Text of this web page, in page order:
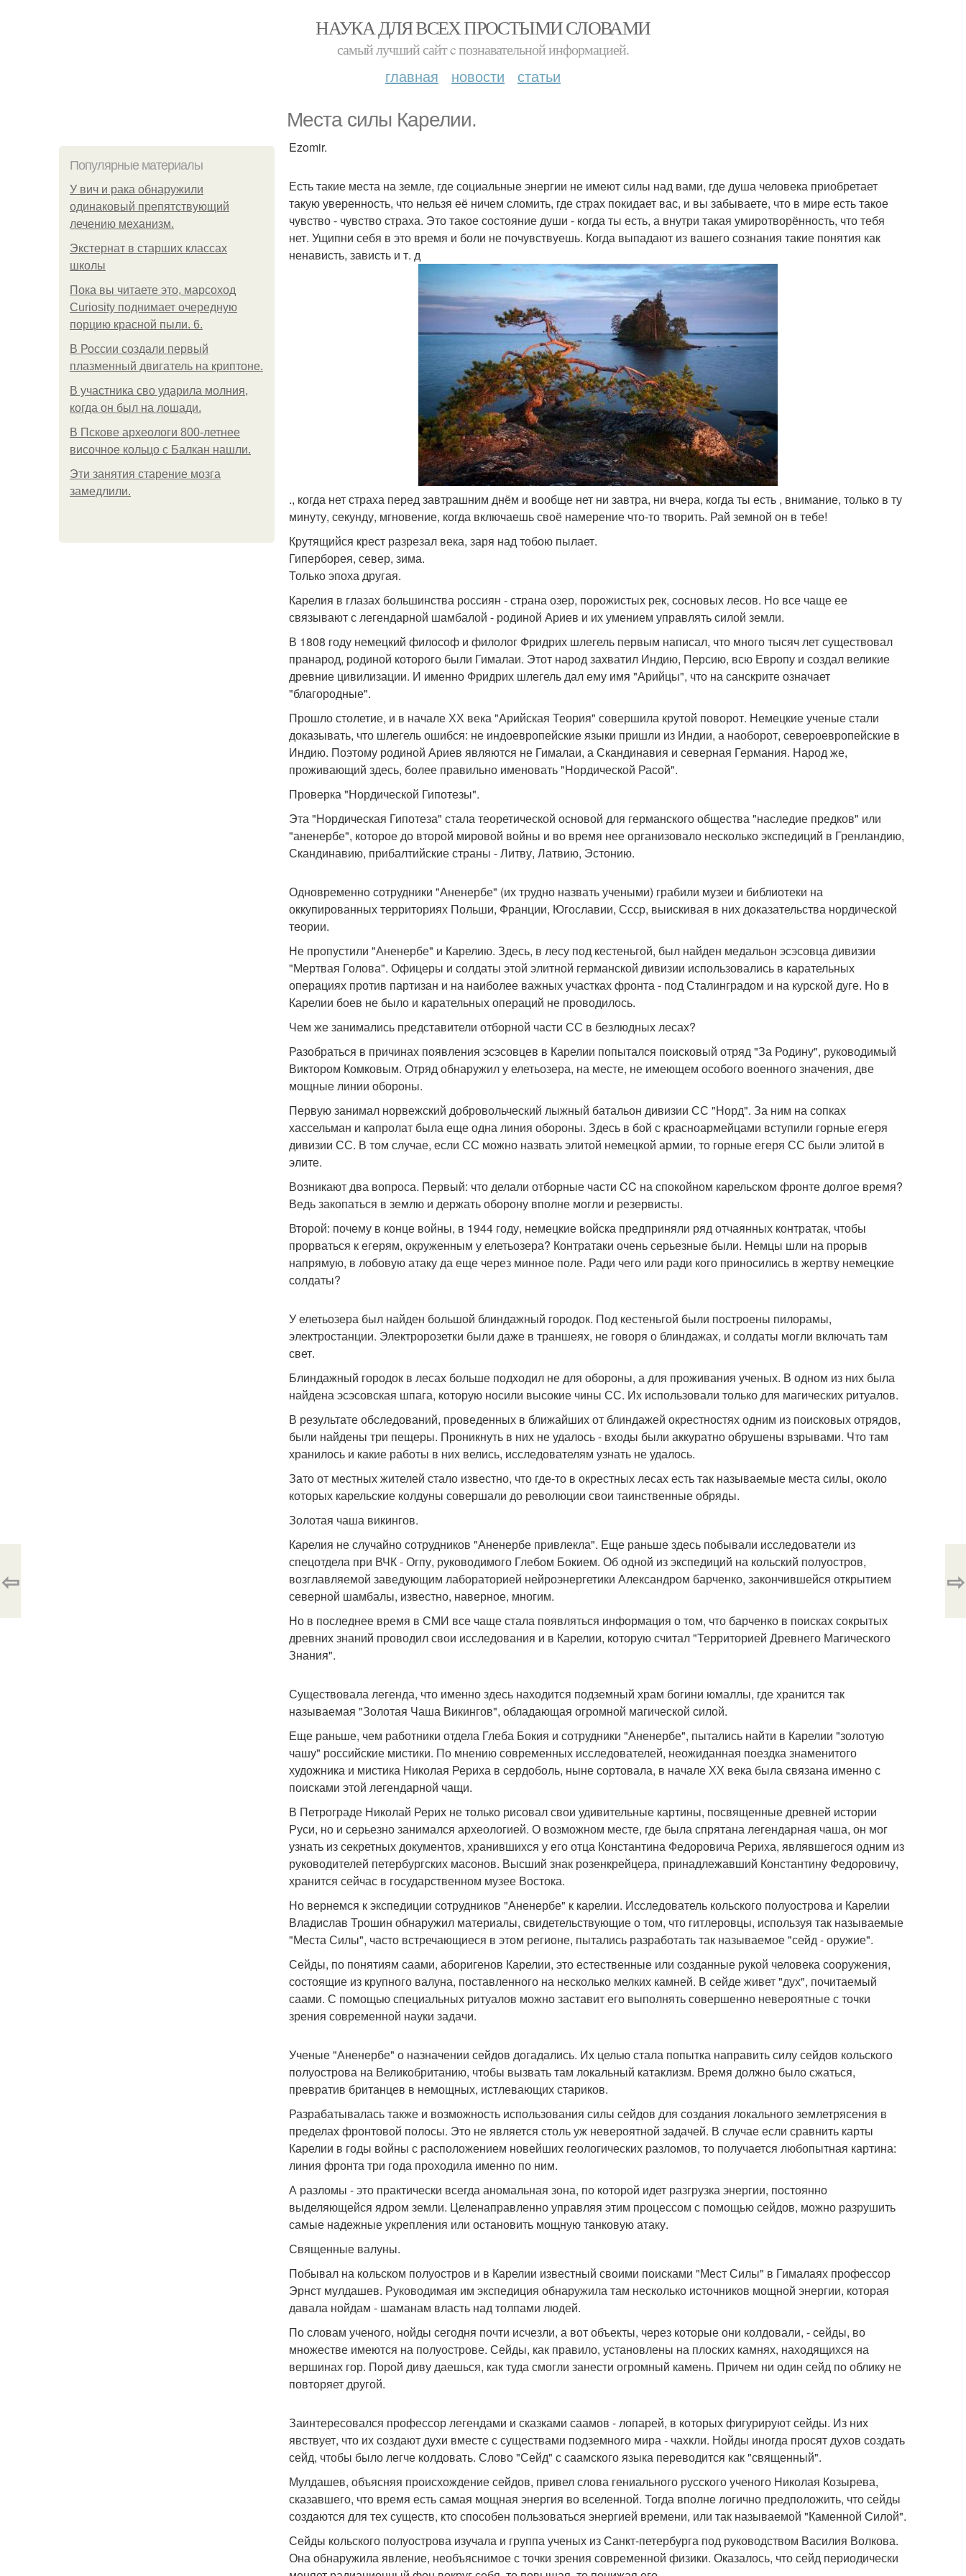
НАУКА ДЛЯ ВСЕХ ПРОСТЫМИ СЛОВАМИ
самый лучший сайт c познавательной информацией.
главная новости статьи
Места силы Карелии.
Популярные материалы
У вич и рака обнаружили
одинаковый препятствующий
лечению механизм.
Экстернат в старших классах
школы
Пока вы читаете это, марсоход
Curiosity поднимает очередную
порцию красной пыли. 6.
В России создали первый
плазменный двигатель на криптоне.
В участника сво ударила молния,
когда он был на лошади.
В Пскове археологи 800-летнее
височное кольцо с Балкан нашли.
Эти занятия старение мозга
замедлили.
Ezomir.
Есть такие места на земле, где социальные энергии не имеют силы над вами, где душа человека приобретает
такую уверенность, что нельзя её ничем сломить, где страх покидает вас, и вы забываете, что в мире есть такое
чувство - чувство страха. Это такое состояние души - когда ты есть, а внутри такая умиротворённость, что тебя
нет. Ущипни себя в это время и боли не почувствуешь. Когда выпадают из вашего сознания такие понятия как
ненависть, зависть и т. д
., когда нет страха перед завтрашним днём и вообще нет ни завтра, ни вчера, когда ты есть , внимание, только в ту
минуту, секунду, мгновение, когда включаешь своё намерение что-то творить. Рай земной он в тебе!
Крутящийся крест разрезал века, заря над тобою пылает.
Гиперборея, север, зима.
Только эпоха другая.
Карелия в глазах большинства россиян - страна озер, порожистых рек, сосновых лесов. Но все чаще ее
связывают с легендарной шамбалой - родиной Ариев и их умением управлять силой земли.
В 1808 году немецкий философ и филолог Фридрих шлегель первым написал, что много тысяч лет существовал
пранарод, родиной которого были Гималаи. Этот народ захватил Индию, Персию, всю Европу и создал великие
древние цивилизации. И именно Фридрих шлегель дал ему имя "Арийцы", что на санскрите означает
"благородные".
Прошло столетие, и в начале ХХ века "Арийская Теория" совершила крутой поворот. Немецкие ученые стали
доказывать, что шлегель ошибся: не индоевропейские языки пришли из Индии, а наоборот, североевропейские в
Индию. Поэтому родиной Ариев являются не Гималаи, а Скандинавия и северная Германия. Народ же,
проживающий здесь, более правильно именовать "Нордической Расой".
Проверка "Нордической Гипотезы".
Эта "Нордическая Гипотеза" стала теоретической основой для германского общества "наследие предков" или
"аненербе", которое до второй мировой войны и во время нее организовало несколько экспедиций в Гренландию,
Скандинавию, прибалтийские страны - Литву, Латвию, Эстонию.
Одновременно сотрудники "Аненербе" (их трудно назвать учеными) грабили музеи и библиотеки на
оккупированных территориях Польши, Франции, Югославии, Ссср, выискивая в них доказательства нордической
теории.
Не пропустили "Аненербе" и Карелию. Здесь, в лесу под кестеньгой, был найден медальон эсэсовца дивизии
"Мертвая Голова". Офицеры и солдаты этой элитной германской дивизии использовались в карательных
операциях против партизан и на наиболее важных участках фронта - под Сталинградом и на курской дуге. Но в
Карелии боев не было и карательных операций не проводилось.
Чем же занимались представители отборной части СС в безлюдных лесах?
Разобраться в причинах появления эсэсовцев в Карелии попытался поисковый отряд "За Родину", руководимый
Виктором Комковым. Отряд обнаружил у елетьозера, на месте, не имеющем особого военного значения, две
мощные линии обороны.
Первую занимал норвежский добровольческий лыжный батальон дивизии СС "Норд". За ним на сопках
хассельман и капролат была еще одна линия обороны. Здесь в бой с красноармейцами вступили горные егеря
дивизии СС. В том случае, если СС можно назвать элитой немецкой армии, то горные егеря СС были элитой в
элите.
Возникают два вопроса. Первый: что делали отборные части CC на спокойном карельском фронте долгое время?
Ведь закопаться в землю и держать оборону вполне могли и резервисты.
Второй: почему в конце войны, в 1944 году, немецкие войска предприняли ряд отчаянных контратак, чтобы
прорваться к егерям, окруженным у елетьозера? Контратаки очень серьезные были. Немцы шли на прорыв
напрямую, в лобовую атаку да еще через минное поле. Ради чего или ради кого приносились в жертву немецкие
солдаты?
У елетьозера был найден большой блиндажный городок. Под кестеньгой были построены пилорамы,
электростанции. Электророзетки были даже в траншеях, не говоря о блиндажах, и солдаты могли включать там
свет.
Блиндажный городок в лесах больше подходил не для обороны, а для проживания ученых. В одном из них была
найдена эсэсовская шпага, которую носили высокие чины СС. Их использовали только для магических ритуалов.
В результате обследований, проведенных в ближайших от блиндажей окрестностях одним из поисковых отрядов,
были найдены три пещеры. Проникнуть в них не удалось - входы были аккуратно обрушены взрывами. Что там
хранилось и какие работы в них велись, исследователям узнать не удалось.
Зато от местных жителей стало известно, что где-то в окрестных лесах есть так называемые места силы, около
которых карельские колдуны совершали до революции свои таинственные обряды.
Золотая чаша викингов.
Карелия не случайно сотрудников "Аненербе привлекла". Еще раньше здесь побывали исследователи из
спецотдела при ВЧК - Огпу, руководимого Глебом Бокием. Об одной из экспедиций на кольский полуостров,
возглавляемой заведующим лабораторией нейроэнергетики Александром барченко, закончившейся открытием
северной шамбалы, известно, наверное, многим.
Но в последнее время в СМИ все чаще стала появляться информация о том, что барченко в поисках сокрытых
древних знаний проводил свои исследования и в Карелии, которую считал "Территорией Древнего Магического
Знания".
Существовала легенда, что именно здесь находится подземный храм богини юмаллы, где хранится так
называемая "Золотая Чаша Викингов", обладающая огромной магической силой.
Еще раньше, чем работники отдела Глеба Бокия и сотрудники "Аненербе", пытались найти в Карелии "золотую
чашу" российские мистики. По мнению современных исследователей, неожиданная поездка знаменитого
художника и мистика Николая Рериха в сердоболь, ныне сортовала, в начале ХХ века была связана именно с
поисками этой легендарной чащи.
В Петрограде Николай Рерих не только рисовал свои удивительные картины, посвященные древней истории
Руси, но и серьезно занимался археологией. О возможном месте, где была спрятана легендарная чаша, он мог
узнать из секретных документов, хранившихся у его отца Константина Федоровича Рериха, являвшегося одним из
руководителей петербургских масонов. Высший знак розенкрейцера, принадлежавший Константину Федоровичу,
хранится сейчас в государственном музее Востока.
Но вернемся к экспедиции сотрудников "Аненербе" к карелии. Исследователь кольского полуострова и Карелии
Владислав Трошин обнаружил материалы, свидетельствующие о том, что гитлеровцы, используя так называемые
"Места Силы", часто встречающиеся в этом регионе, пытались разработать так называемое "сейд - оружие".
Сейды, по понятиям саами, аборигенов Карелии, это естественные или созданные рукой человека сооружения,
состоящие из крупного валуна, поставленного на несколько мелких камней. В сейде живет "дух", почитаемый
саами. С помощью специальных ритуалов можно заставит его выполнять совершенно невероятные с точки
зрения современной науки задачи.
Ученые "Аненербе" о назначении сейдов догадались. Их целью стала попытка направить силу сейдов кольского
полуострова на Великобританию, чтобы вызвать там локальный катаклизм. Время должно было сжаться,
превратив британцев в немощных, истлевающих стариков.
Разрабатывалась также и возможность использования силы сейдов для создания локального землетрясения в
пределах фронтовой полосы. Это не является столь уж невероятной задачей. В случае если сравнить карты
Карелии в годы войны с расположением новейших геологических разломов, то получается любопытная картина:
линия фронта три года проходила именно по ним.
А разломы - это практически всегда аномальная зона, по которой идет разгрузка энергии, постоянно
выделяющейся ядром земли. Целенаправленно управляя этим процессом с помощью сейдов, можно разрушить
самые надежные укрепления или остановить мощную танковую атаку.
Священные валуны.
Побывал на кольском полуостров и в Карелии известный своими поисками "Мест Силы" в Гималаях профессор
Эрнст мулдашев. Руководимая им экспедиция обнаружила там несколько источников мощной энергии, которая
давала нойдам - шаманам власть над толпами людей.
По словам ученого, нойды сегодня почти исчезли, а вот объекты, через которые они колдовали, - сейды, во
множестве имеются на полуострове. Сейды, как правило, установлены на плоских камнях, находящихся на
вершинах гор. Порой диву даешься, как туда смогли занести огромный камень. Причем ни один сейд по облику не
повторяет другой.
Заинтересовался профессор легендами и сказками саамов - лопарей, в которых фигурируют сейды. Из них
явствует, что их создают духи вместе с существами подземного мира - чахкли. Нойды иногда просят духов создать
сейд, чтобы было легче колдовать. Слово "Сейд" с саамского языка переводится как "священный".
Мулдашев, объясняя происхождение сейдов, привел слова гениального русского ученого Николая Козырева,
сказавшего, что время есть самая мощная энергия во вселенной. Тогда вполне логично предположить, что сейды
создаются для тех существ, кто способен пользоваться энергией времени, или так называемой "Каменной Силой".
Сейды кольского полуострова изучала и группа ученых из Санкт-петербурга под руководством Василия Волкова.
Она обнаружила явление, необъяснимое с точки зрения современной физики. Оказалось, что сейд периодически
⇦ ⇨